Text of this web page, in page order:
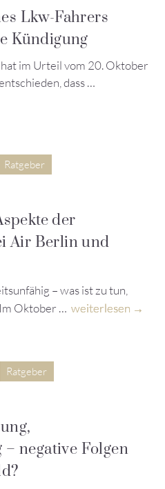
Lkw-Fahrers
Kündigung
im Urteil vom 20. Oktober
dass …
Ratgeber
der
Air Berlin und
– was ist zu tun,
Oktober … weiterlesen
Ratgeber
negative Folgen